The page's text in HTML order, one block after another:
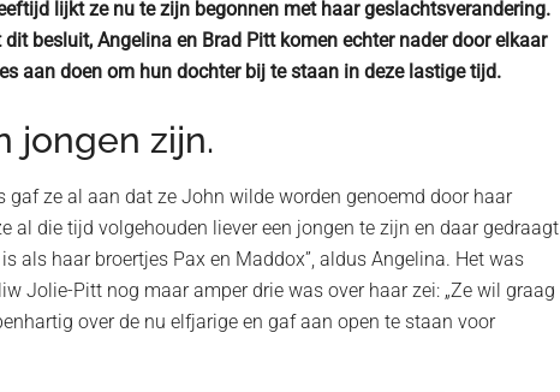
lijkt ze nu te zijn begonnen met haar geslachtsverandering.
besluit, Angelina en Brad Pitt komen echter nader door elkaar
aan doen om hun dochter bij te staan in deze lastige tijd.
jongen zijn.
gaf ze al aan dat ze John wilde worden genoemd door haar
al die tijd volgehouden liever een jongen te zijn en daar gedraagt
als haar broertjes Pax en Maddox”, aldus Angelina. Het was
Jolie-Pitt nog maar amper drie was over haar zei: „Ze wil graag
over de nu elfjarige en gaf aan open te staan voor